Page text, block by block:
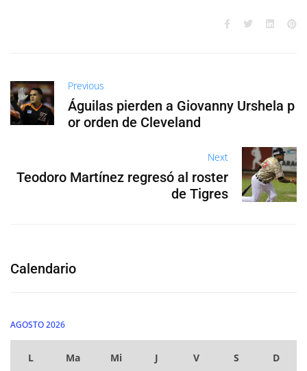
Previous
Águilas pierden a Giovanny Urshela p
or orden de Cleveland
Next
Teodoro Martínez regresó al roster
de Tigres
Calendario
AGOSTO 2026
L Ma Mi J V S D